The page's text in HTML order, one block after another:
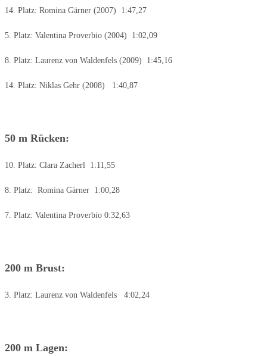
14. Platz: Romina Gärner (2007) 1:47,27
5. Platz: Valentina Proverbio (2004) 1:02,09
8. Platz: Laurenz von Waldenfels (2009) 1:45,16
14. Platz: Niklas Gehr (2008) 1:40,87
50 m Rücken:
10. Platz: Clara Zacherl 1:11,55
8. Platz: Romina Gärner 1:00,28
7. Platz: Valentina Proverbio 0:32,63
200 m Brust:
3. Platz: Laurenz von Waldenfels 4:02,24
200 m Lagen: